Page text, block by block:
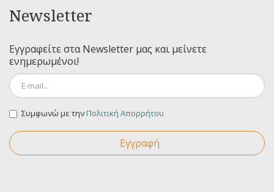
Newsletter
Εγγραφείτε στα Newsletter μας και μείνετε
ενημερωμένοι!
Συμφωνώ με τηνΠολιτική Απορρήτου
Εγγραφή